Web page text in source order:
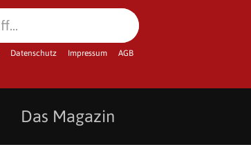
Datenschutz Impressum AGB
Das Magazin